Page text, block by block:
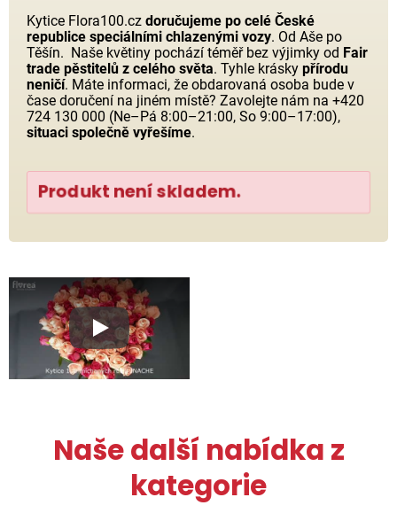
Kytice Flora100.cz doručujeme po celé České
republice speciálními chlazenými vozy. Od Aše po
Těšín. Naše květiny pochází téměř bez výjimky od Fair
trade pěstitelů z celého světa. Tyhle krásky přírodu
neničí. Máte informaci, že obdarovaná osoba bude v
čase doručení na jiném místě? Zavolejte nám na +420
724 130 000 (Ne–Pá 8:00–21:00, So 9:00–17:00),
situaci společně vyřešíme.
Produkt není skladem.
Play
Naše další nabídka z
kategorie